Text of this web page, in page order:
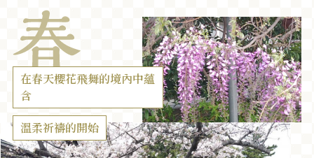
在春天櫻花飛舞的境內中蘊
含
溫柔祈禱的開始